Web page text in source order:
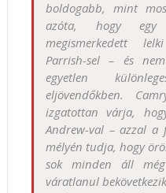
boldogabb, mint
azóta, hogy egy
megismerkedett
Parrish-sel – és
egyetlen
eljövendőkben.
izgatottan várja,
Andrew-val – azzal a
mélyén tudja, hogy
sok minden áll
váratlanul